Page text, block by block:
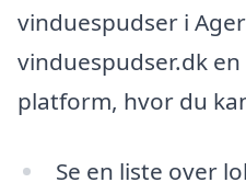
vinduespudser i
vinduespudser.dk
platform, hvor du
Se en liste over